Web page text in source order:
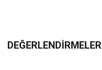
DEĞERLENDIRMELER